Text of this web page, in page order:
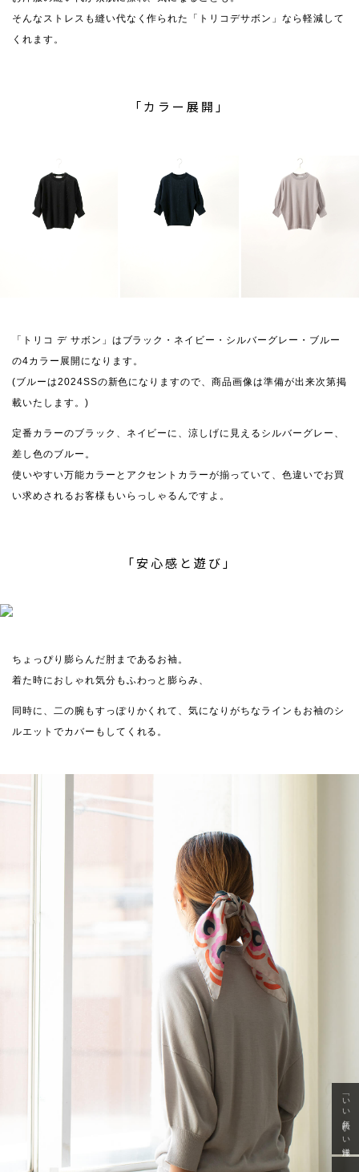
そんなストレスも縫い代なく作られた「トリコデサボン」なら軽減して
くれます。
「カラー展開」
「トリコ デ サボン」はブラック・ネイビー・シルバーグレー・ブルー
の4カラー展開になります。
(ブルーは2024SSの新色になりますので、商品画像は準備が出来次第掲
載いたします。)
定番カラーのブラック、ネイビーに、涼しげに見えるシルバーグレー、
差し色のブルー。
使いやすい万能カラーとアクセントカラーが揃っていて、色違いでお買
い求めされるお客様もいらっしゃるんですよ。
「安心感と遊び」
ちょっぴり膨らんだ肘まであるお袖。
着た時におしゃれ気分もふわっと膨らみ、
同時に、二の腕もすっぽりかくれて、気になりがちなラインもお袖のシ
ルエットでカバーもしてくれる。
「いい年齢 いい洋服」